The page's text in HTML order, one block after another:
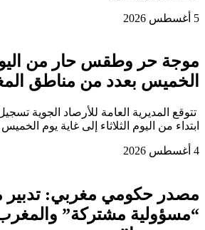
5 أغسطس 2026
موجة حر وطقس حار من اليوم
الخميس بعدد من مناطق
تتوقع المديرية العامة للأرصاد الجوية
ابتداء من اليوم الثلاثاء إلى غاية يوم
4 أغسطس 2026
مصدر حكومي مغربي: تدبير
“مسؤولية مشتركة”